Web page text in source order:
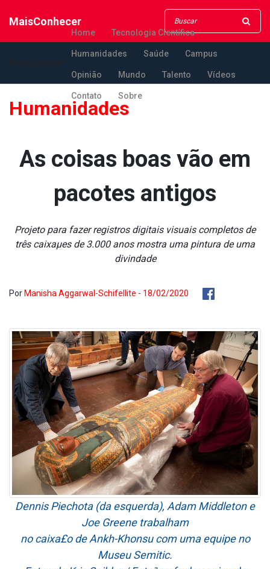
MaisConhecer
Home Tecnologia Científica
Humanidades Saúde Campus
Opinião Mundo Talento Vídeos
Contato Sobre
Humanidades
As coisas boas vão em
pacotes antigos
Projeto para fazer registros digitais visuais completos de
três caixaµes de 3.000 anos mostra uma pintura de uma
divindade
Por Manisha Aggarwal-Schifellite - 18/02/2020
Dennis Piechota (da esquerda), Adam Middleton e
Joe Greene trabalham
no caixa£o de Ankh-Khonsu com uma equipe no
Museu Semitic.